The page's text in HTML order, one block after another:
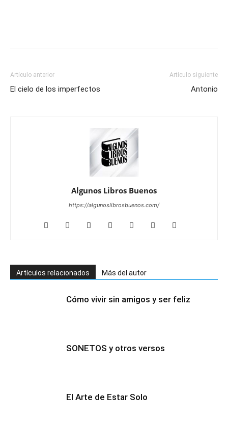
Artículo anterior
El cielo de los imperfectos
Artículo siguiente
Antonio
Algunos Libros Buenos
https://algunoslibrosbuenos.com/
Artículos relacionados Más del autor
Cómo vivir sin amigos y ser feliz
SONETOS y otros versos
El Arte de Estar Solo